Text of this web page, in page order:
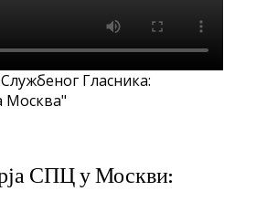
Гласника:
Москва"
СПЦ у Москви: